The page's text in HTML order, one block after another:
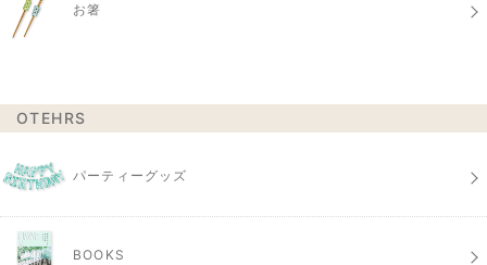
お箸
OTEHRS
パーティーグッズ
BOOKS